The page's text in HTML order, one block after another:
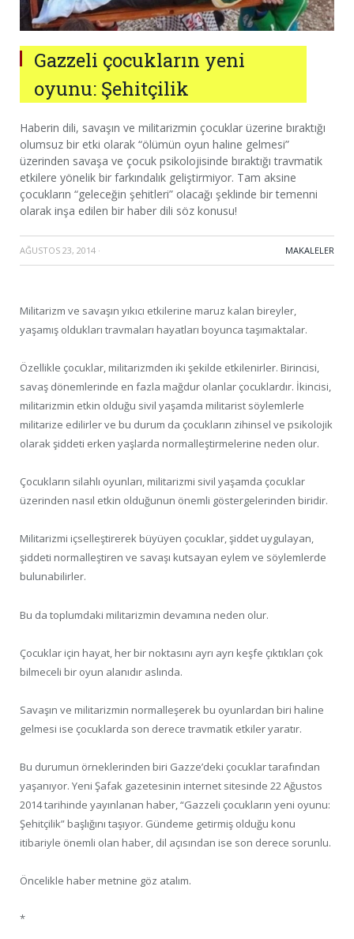
Gazzeli çocukların yeni
oyunu: Şehitçilik
Haberin dili, savaşın ve militarizmin çocuklar üzerine bıraktığı
olumsuz bir etki olarak “ölümün oyun haline gelmesi”
üzerinden savaşa ve çocuk psikolojisinde bıraktığı travmatik
etkilere yönelik bir farkındalık geliştirmiyor. Tam aksine
çocukların “geleceğin şehitleri” olacağı şeklinde bir temenni
olarak inşa edilen bir haber dili söz konusu!
AĞUSTOS 23, 2014 · MAKALELER
Militarizm ve savaşın yıkıcı etkilerine maruz kalan bireyler,
yaşamış oldukları travmaları hayatları boyunca taşımaktalar.
Özellikle çocuklar, militarizmden iki şekilde etkilenirler. Birincisi,
savaş dönemlerinde en fazla mağdur olanlar çocuklardır. İkincisi,
militarizmin etkin olduğu sivil yaşamda militarist söylemlerle
militarize edilirler ve bu durum da çocukların zihinsel ve psikolojik
olarak şiddeti erken yaşlarda normalleştirmelerine neden olur.
Çocukların silahlı oyunları, militarizmi sivil yaşamda çocuklar
üzerinden nasıl etkin olduğunun önemli göstergelerinden biridir.
Militarizmi içselleştirerek büyüyen çocuklar, şiddet uygulayan,
şiddeti normalleştiren ve savaşı kutsayan eylem ve söylemlerde
bulunabilirler.
Bu da toplumdaki militarizmin devamına neden olur.
Çocuklar için hayat, her bir noktasını ayrı ayrı keşfe çıktıkları çok
bilmeceli bir oyun alanıdır aslında.
Savaşın ve militarizmin normalleşerek bu oyunlardan biri haline
gelmesi ise çocuklarda son derece travmatik etkiler yaratır.
Bu durumun örneklerinden biri Gazze’deki çocuklar tarafından
yaşanıyor. Yeni Şafak gazetesinin internet sitesinde 22 Ağustos
2014 tarihinde yayınlanan haber, “Gazzeli çocukların yeni oyunu:
Şehitçilik” başlığını taşıyor. Gündeme getirmiş olduğu konu
itibariyle önemli olan haber, dil açısından ise son derece sorunlu.
Öncelikle haber metnine göz atalım.
*